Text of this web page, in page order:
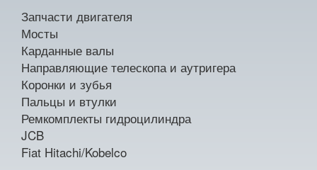
Запчасти двигателя
Мосты
Карданные валы
Направляющие телескопа и аутригера
Коронки и зубья
Пальцы и втулки
Ремкомплекты гидроцилиндра
JCB
Fiat Hitachi/Kobelco